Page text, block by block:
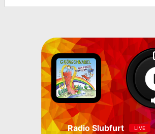
Radio Slubfurt LIVE